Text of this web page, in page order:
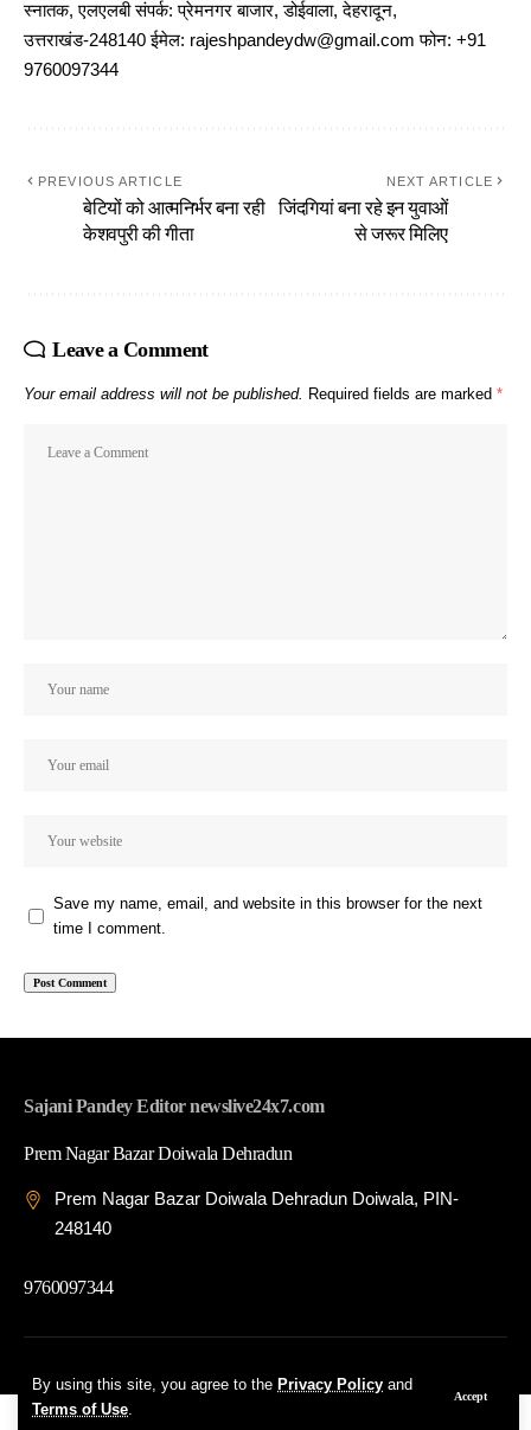
By using this site, you agree to the Privacy Policy and
Terms of Use.
Accept
स्नातक, एलएलबी संपर्क: प्रेमनगर बाजार, डोईवाला, देहरादून,
उत्तराखंड-248140 ईमेल: rajeshpandeydw@gmail.com फोन: +91
9760097344
PREVIOUS ARTICLE
बेटियों को आत्मनिर्भर बना रही
केशवपुरी की गीता
NEXT ARTICLE
जिंदगियां बना रहे इन युवाओं
से जरूर मिलिए
Leave a Comment
Your email address will not be published. Required fields are marked *
Save my name, email, and website in this browser for the next
time I comment.
Sajani Pandey Editor newslive24x7.com
Prem Nagar Bazar Doiwala Dehradun
Prem Nagar Bazar Doiwala Dehradun Doiwala, PIN-
248140
9760097344